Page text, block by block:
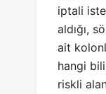
iptali
aldığı,
ait
hangi
riskli